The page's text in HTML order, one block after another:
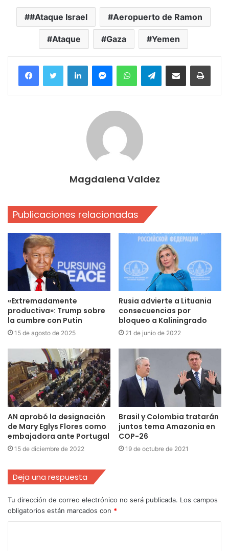
#Ataque Israel Aeropuerto de Ramon
Ataque Gaza Yemen
FacebookTwitter LinkedInMessengerWhatsAppTelegramCompartir por correo electrónico
Magdalena Valdez
Publicaciones relacionadas
«Extremadamente
productiva»: Trump sobre
la cumbre con Putin
15 de agosto de 2025
Rusia advierte a Lituania
consecuencias por
bloqueo a Kaliningrado
21 de junio de 2022
AN aprobó la designación
de Mary Eglys Flores como
embajadora ante Portugal
15 de diciembre de 2022
Brasil y Colombia tratarán
juntos tema Amazonia en
COP-26
19 de octubre de 2021
Deja una respuesta
Tu dirección de correo electrónico no será publicada. Los campos
obligatorios están marcados con *